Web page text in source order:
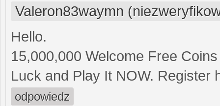
Valeron83waymn
Hello.
15,000,000 Welcome Free
Luck and Play It NOW. Register
odpowiedz